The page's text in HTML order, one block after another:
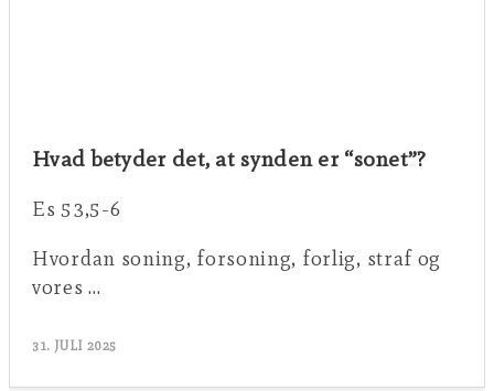
Hvad betyder det, at synden er “sonet”?
Es 53,5-6
Hvordan soning, forsoning, forlig, straf og
vores …
31. JULI 2025